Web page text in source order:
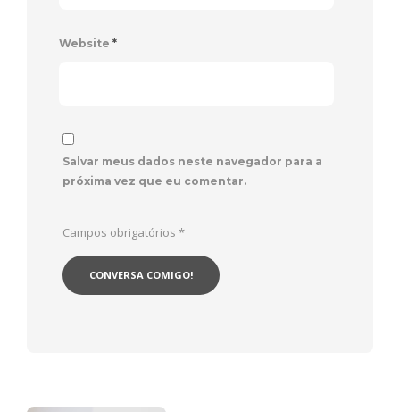
Website *
Salvar meus dados neste navegador para a
próxima vez que eu comentar.
Campos obrigatórios *